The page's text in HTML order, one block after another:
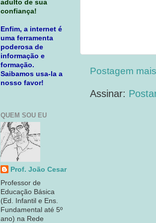
Postagem
Assinar:
adulto de sua
confiança!
Enfim, a internet é
uma ferramenta
poderosa de
informação e
formação.
Saibamos usa-la a
nosso favor!
QUEM SOU EU
Prof. João Cesar
Professor de
Educação Básica
(Ed. Infantil e Ens.
Fundamental até 5º
ano) na Rede